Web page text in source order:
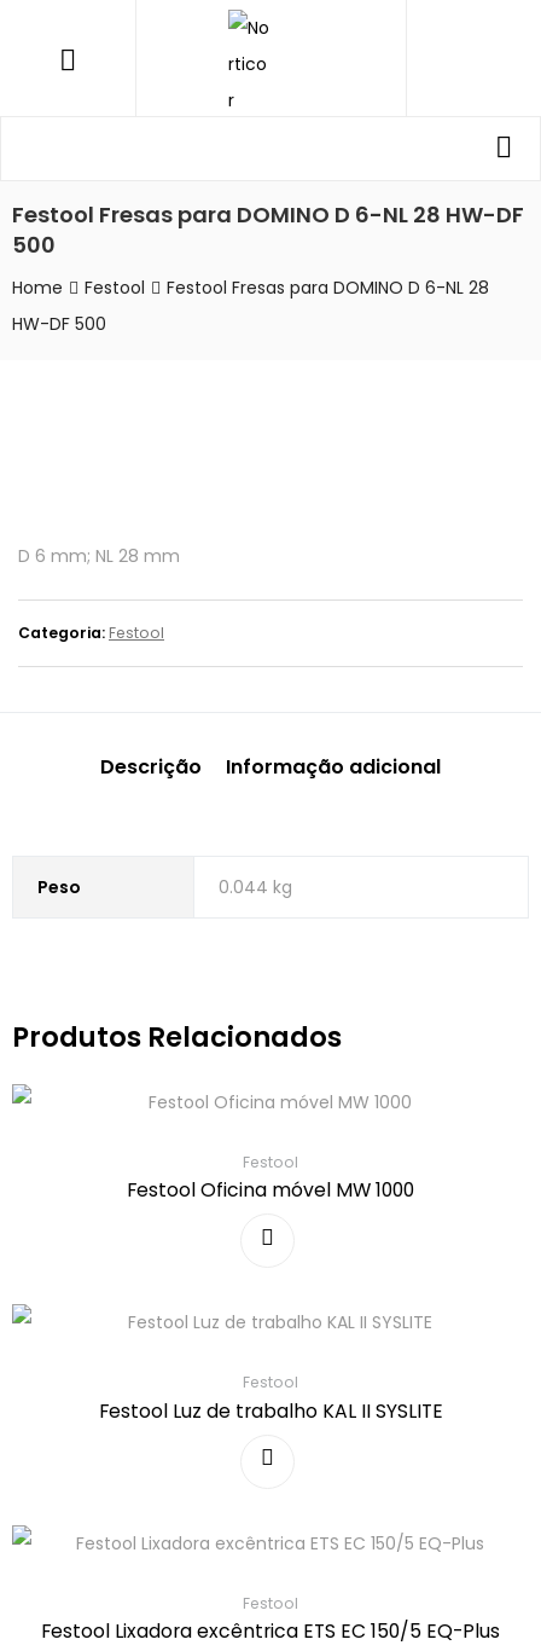
Festool Fresas para DOMINO D 6-NL 28 HW-DF
500
Home Festool
Festool Fresas para DOMINO D 6-NL 28
HW-DF 500
D 6 mm; NL 28 mm
Categoria: Festool
Descrição Informação adicional
Peso 0.044 kg
Produtos Relacionados
Festool
Festool Oficina móvel MW 1000
Festool
Festool Luz de trabalho KAL II SYSLITE
Festool
Festool Lixadora excêntrica ETS EC 150/5 EQ-Plus